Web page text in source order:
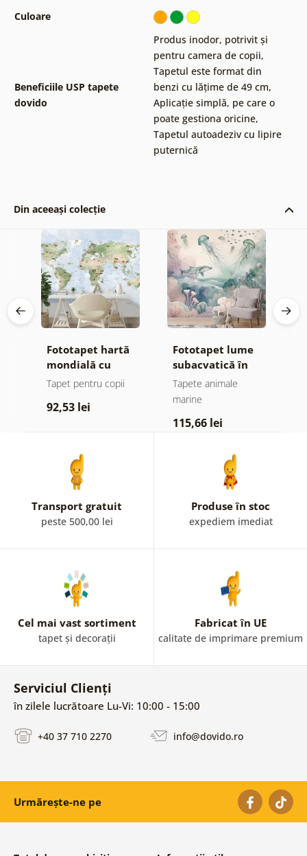
Culoare
Beneficiile USP tapete
dovido
Produs inodor, potrivit și
pentru camera de copii,
Tapetul este format din
benzi cu lățime de 49 cm,
Aplicație simplă, pe care o
poate gestiona oricine,
Tapetul autoadeziv cu lipire
puternică
Din aceeași colecție
Fototapet hartă
mondială cu
animale
Tapet pentru copii
92,53 lei
Fototapet lume
subacvatică în
culori pastelate
Tapete animale
marine
115,66 lei
Transport gratuit
peste 500,00 lei
Produse în stoc
expediem imediat
Cel mai vast sortiment
tapet și decorații
Fabricat în UE
calitate de imprimare premium
Serviciul Clienți
în zilele lucrătoare Lu-Vi: 10:00 - 15:00
+40 37 710 2270 info@dovido.ro
Urmărește-ne pe